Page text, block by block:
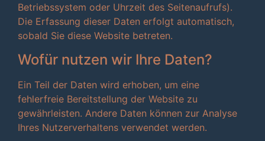
Betriebssystem oder Uhrzeit des Seitenaufrufs).
Die Erfassung dieser Daten erfolgt automatisch,
sobald Sie diese Website betreten.
Wofür nutzen wir Ihre Daten?
Ein Teil der Daten wird erhoben, um eine
fehlerfreie Bereitstellung der Website zu
gewährleisten. Andere Daten können zur Analyse
Ihres Nutzerverhaltens verwendet werden.